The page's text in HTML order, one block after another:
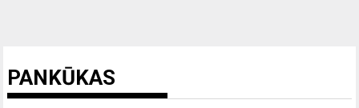
PANKŪKAS